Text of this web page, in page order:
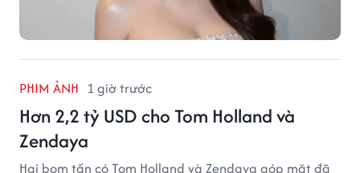
PHIM ẢNH 1 giờ trước
Hơn 2,2 tỷ USD cho Tom Holland và
Zendaya
Hai bom tấn có Tom Holland và Zendaya góp mặt đã